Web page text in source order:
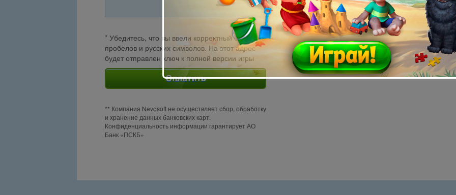
* Убедитесь, что вы ввели корректный email без
пробелов и русских символов. На этот адрес
будет отправлен ключ к полной версии игры
** Компания Nevosoft не осуществляет сбор, обработку
и хранение данных банковских карт.
Конфиденциальность информации гарантирует АО
Банк «ПСКБ»